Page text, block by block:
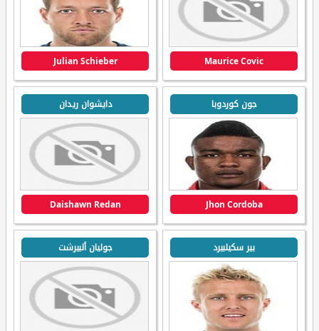
Maurice Covic
Julian Schieber
جون كوردوبا
Jhon Cordoba
دايشوان ريدان
Daishawn Redan
بير سكيلبيرد جوليان ألبيرشت